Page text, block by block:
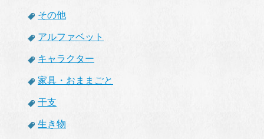
その他
アルファベット
キャラクター
家具・おままごと
干支
生き物